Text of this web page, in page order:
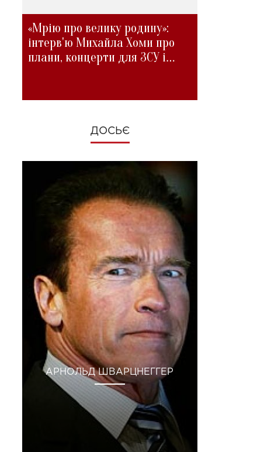
«Мрію про велику родину»:
інтерв'ю Михайла Хоми про
плани, концерти для ЗСУ і
ДОСЬЄ
АРНОЛЬД ШВАРЦНЕГГЕР